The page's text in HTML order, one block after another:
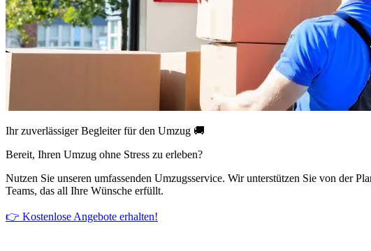
Ihr zuverlässiger Begleiter für den Umzug 🚚
Bereit, Ihren Umzug ohne Stress zu erleben?
Nutzen Sie unseren umfassenden Umzugsservice. Wir unterstützen Sie von der
Teams, das all Ihre Wünsche erfüllt.
👉 Kostenlose Angebote erhalten!